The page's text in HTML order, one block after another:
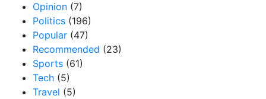
Opinion (7)
Politics (196)
Popular (47)
Recommended (23)
Sports (61)
Tech (5)
Travel (5)